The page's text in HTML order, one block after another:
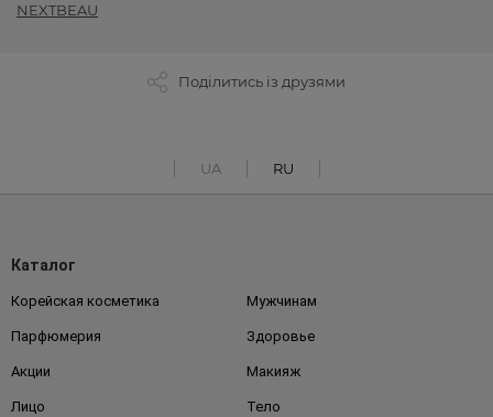
NEXTBEAU
Поділитись із друзями
UA RU
Каталог
Корейская косметика Мужчинам
Парфюмерия Здоровье
Акции Макияж
Лицо Тело